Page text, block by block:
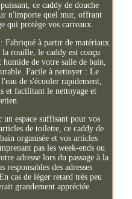
ce caddy de douche
n'importe quel mur, offrant
qui protège vos carreaux.
Fabriqué à partir de matériaux
la rouille, le caddy est conçu
de votre salle de bain,
Facile à nettoyer : Le
de s'écouler rapidement,
et facilitant le nettoyage et
espace suffisant pour vos
de toilette, ce caddy de
organisée et vos articles
pas les week-ends ou
adresse lors du passage à la
responsables des adresses
cas de léger retard très peu
grandement appréciée.